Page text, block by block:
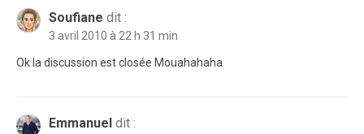
Soufiane dit :
3 avril 2010 à 22 h 31 min
Ok la discussion est closée Mouahahaha
Emmanuel dit :